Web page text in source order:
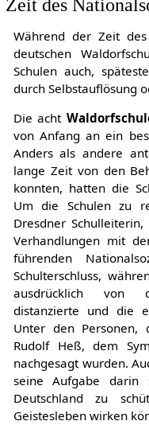
Während der Zeit des
deutschen
Schulen auch,
durch Selbstauflösung
Die acht
von Anfang an ein
Anders als andere
lange Zeit von den
konnten, hatten die
Um die Schulen zu
Dresdner
Verhandlungen mit
führenden
Schulterschluss,
ausdrücklich von
distanzierte und die
Unter den Personen,
Rudolf Heß, dem
nachgesagt wurden.
seine Aufgabe darin
Deutschland zu
Geistesleben wirken